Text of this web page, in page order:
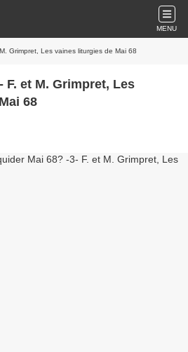
MENU
Grimpret, Les vaines liturgies de Mai 68
F. et M. Grimpret, Les
68